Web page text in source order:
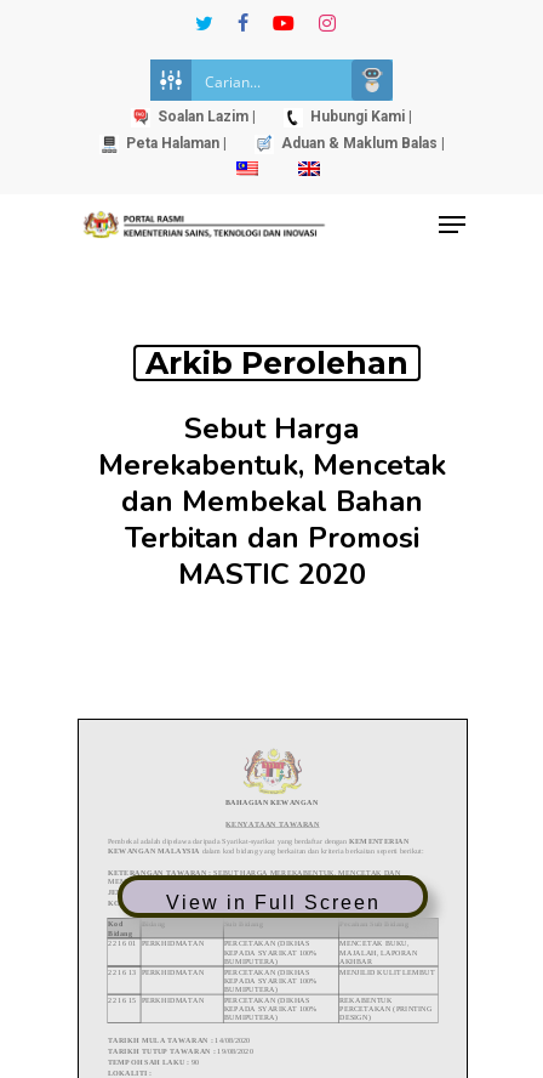
twitterfacebookyoutubeinstagram
Soalan Lazim |
Hubungi Kami |
Peta Halaman |
Aduan & Maklum Balas |
Menu
Arkib Perolehan
Sebut Harga
Merekabentuk, Mencetak
dan Membekal Bahan
Terbitan dan Promosi
MASTIC 2020
View in Full Screen